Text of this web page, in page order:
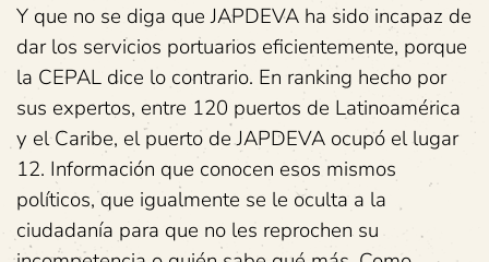
Y que no se diga que JAPDEVA ha sido incapaz de
dar los servicios portuarios eficientemente, porque
la CEPAL dice lo contrario. En ranking hecho por
sus expertos, entre 120 puertos de Latinoamérica
y el Caribe, el puerto de JAPDEVA ocupó el lugar
12. Información que conocen esos mismos
políticos, que igualmente se le oculta a la
ciudadanía para que no les reprochen su